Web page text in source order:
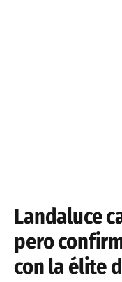
Landaluce
pero
con la élite